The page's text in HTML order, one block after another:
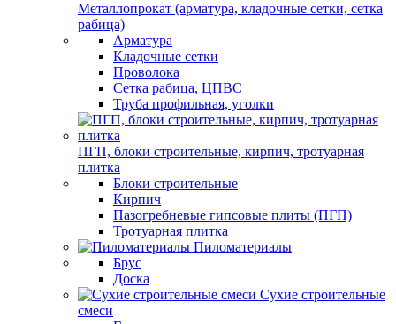
Металлопрокат (арматура, кладочные сетки, сетка
рабица)
Арматура
Кладочные сетки
Проволока
Сетка рабица, ЦПВС
Труба профильная, уголки
ПГП, блоки строительные, кирпич, тротуарная
плитка
Блоки строительные
Кирпич
Пазогребневые гипсовые плиты (ПГП)
Тротуарная плитка
Пиломатериалы
Брус
Доска
Сухие строительные
смеси